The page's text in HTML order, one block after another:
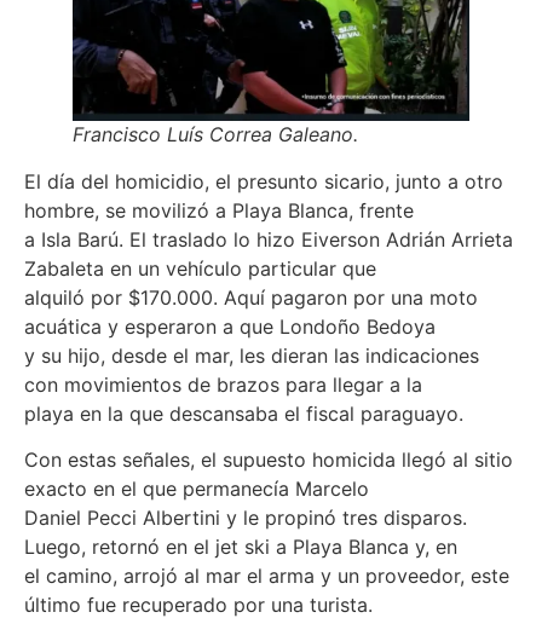
Francisco Luís Correa Galeano.
El día del homicidio, el presunto sicario, junto a otro
hombre, se movilizó a Playa Blanca, frente
a Isla Barú. El traslado lo hizo Eiverson Adrián Arrieta
Zabaleta en un vehículo particular que
alquiló por $170.000. Aquí pagaron por una moto
acuática y esperaron a que Londoño Bedoya
y su hijo, desde el mar, les dieran las indicaciones
con movimientos de brazos para llegar a la
playa en la que descansaba el fiscal paraguayo.
Con estas señales, el supuesto homicida llegó al sitio
exacto en el que permanecía Marcelo
Daniel Pecci Albertini y le propinó tres disparos.
Luego, retornó en el jet ski a Playa Blanca y, en
el camino, arrojó al mar el arma y un proveedor, este
último fue recuperado por una turista.